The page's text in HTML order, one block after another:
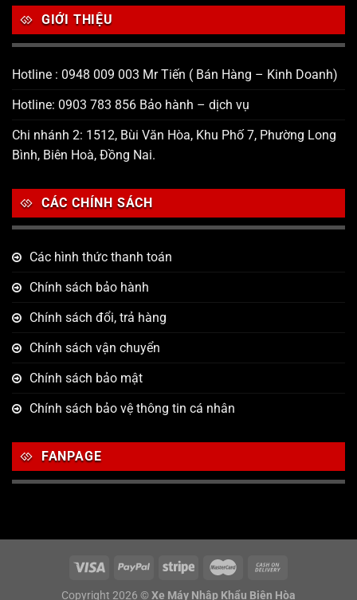
GIỚI THIỆU
Hotline : 0948 009 003 Mr Tiến ( Bán Hàng – Kinh Doanh)
Hotline: 0903 783 856 Bảo hành – dịch vụ
Chi nhánh 2: 1512, Bùi Văn Hòa, Khu Phố 7, Phường Long
Bình, Biên Hoà, Đồng Nai.
CÁC CHÍNH SÁCH
Các hình thức thanh toán
Chính sách bảo hành
Chính sách đổi, trả hàng
Chính sách vận chuyển
Chính sách bảo mật
Chính sách bảo vệ thông tin cá nhân
FANPAGE
Copyright 2026 © Xe Máy Nhập Khẩu Biên Hòa